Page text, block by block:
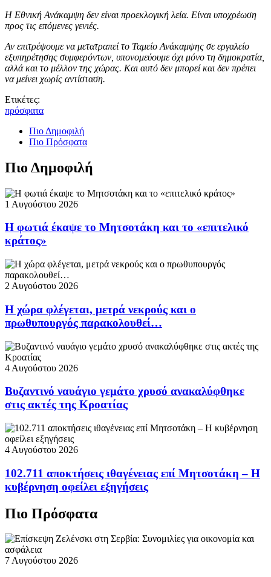
Η Εθνική Ανάκαμψη δεν είναι προεκλογική λεία. Είναι υποχρέωση
προς τις επόμενες γενιές.
Αν επιτρέψουμε να μετατραπεί το Ταμείο Ανάκαμψης σε εργαλείο
εξυπηρέτησης συμφερόντων, υπονομεύουμε όχι μόνο τη δημοκρατία,
αλλά και το μέλλον της χώρας. Και αυτό δεν μπορεί και δεν πρέπει
να μείνει χωρίς αντίσταση.
Ετικέτες:
πρόσφατα
Πιο Δημοφιλή
Πιο Πρόσφατα
Πιο Δημοφιλή
1 Αυγούστου 2026
Η φωτιά έκαψε το Μητσοτάκη και το «επιτελικό
κράτος»
2 Αυγούστου 2026
Η χώρα φλέγεται, μετρά νεκρούς και ο
πρωθυπουργός παρακολουθεί…
4 Αυγούστου 2026
Βυζαντινό ναυάγιο γεμάτο χρυσό ανακαλύφθηκε
στις ακτές της Κροατίας
4 Αυγούστου 2026
102.711 αποκτήσεις ιθαγένειας επί Μητσοτάκη – Η
κυβέρνηση οφείλει εξηγήσεις
Πιο Πρόσφατα
7 Αυγούστου 2026